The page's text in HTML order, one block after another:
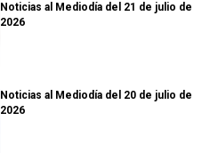
Noticias al Mediodía del 21 de julio de
2026
Noticias al Mediodía del 20 de julio de
2026